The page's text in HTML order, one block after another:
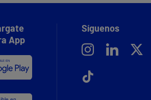
App
Síguenos